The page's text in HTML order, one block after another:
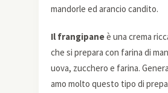
mandorle ed arancio candito.
Il frangipaneè una crema
che si prepara con farina di
uova, zucchero e farina.
amo molto questo tipo di